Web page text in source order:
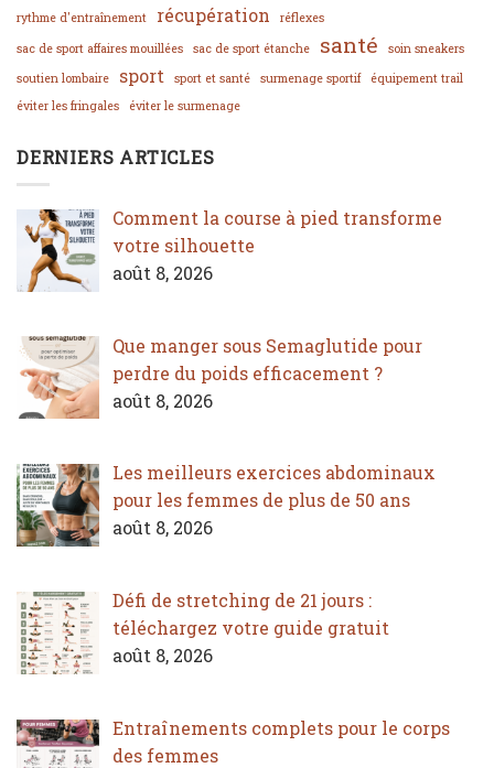
rythme d'entraînement
récupération
réflexes
sac de sport affaires mouillées
sac de sport étanche santé
soin sneakers
soutien lombaire
sport sport et santé surmenage sportif
équipement trail
éviter les fringales
éviter le surmenage
DERNIERS ARTICLES
Comment la course à pied transforme
votre silhouette
août 8, 2026
Que manger sous Semaglutide pour
perdre du poids efficacement ?
août 8, 2026
Les meilleurs exercices abdominaux
pour les femmes de plus de 50 ans
août 8, 2026
Défi de stretching de 21 jours :
téléchargez votre guide gratuit
août 8, 2026
Entraînements complets pour le corps
des femmes